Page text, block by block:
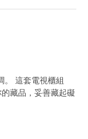
。 這套電視櫃組
藏品，妥善藏起礙